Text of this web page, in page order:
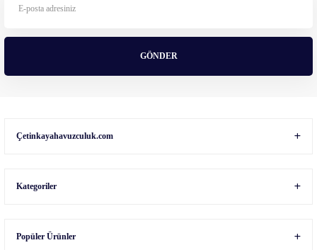
Ürün fiyatı diğer sitelerden daha pahalı.
GÖNDER
Çetinkayahavuzculuk.com
Kategoriler
Popüler Ürünler